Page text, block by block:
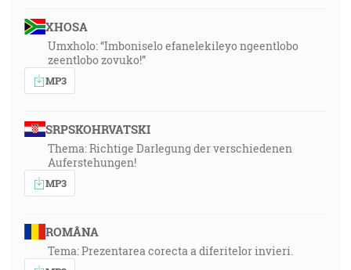
XHOSA
Umxholo: “Imboniselo efanelekileyo ngeentlobo
zeentlobo zovuko!”
MP3
SRPSKOHRVATSKI
Thema: Richtige Darlegung der verschiedenen
Auferstehungen!
MP3
ROMÂNA
Tema: Prezentarea corecta a diferitelor invieri.